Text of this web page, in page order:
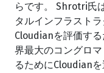
らです。 Shrotri氏
タルインフラスト
Cloudianを評価す
界最大のコングロ
るためにCloudian